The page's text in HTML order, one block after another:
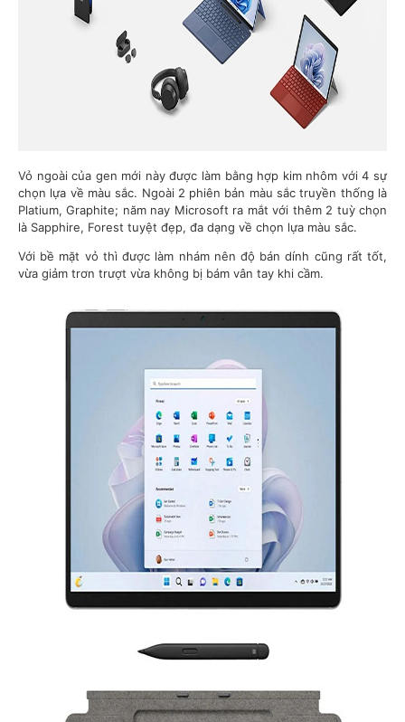
Vỏ ngoài của gen mới này được làm bằng hợp kim nhôm với 4 sự
chọn lựa về màu sắc. Ngoài 2 phiên bản màu sắc truyền thống là
Platium, Graphite; năm nay Microsoft ra mắt với thêm 2 tuỳ chọn
là Sapphire, Forest tuyệt đẹp, đa dạng về chọn lựa màu sắc.
Với bề mặt vỏ thì được làm nhám nên độ bán dính cũng rất tốt,
vừa giảm trơn trượt vừa không bị bám vân tay khi cầm.